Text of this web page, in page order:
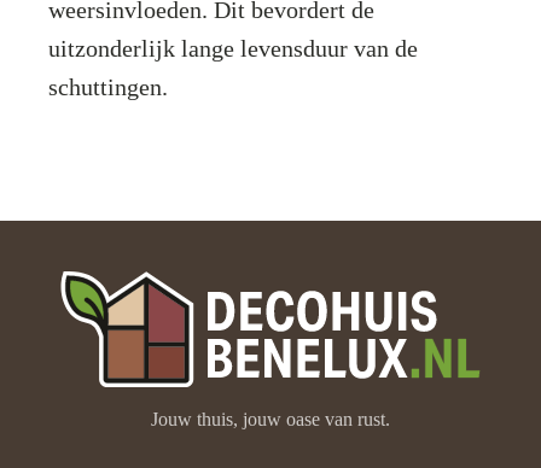
weersinvloeden. Dit bevordert de
uitzonderlijk lange levensduur van de
schuttingen.
Jouw thuis, jouw oase van rust.